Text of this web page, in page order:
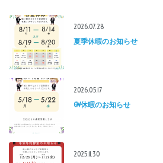
2026.07.28
夏季休暇のお知らせ
2026.05.17
GW休暇のお知らせ
2025.11.30